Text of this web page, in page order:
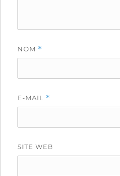
NOM *
E-MAIL *
SITE WEB